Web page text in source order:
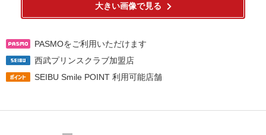
大きい画像で見る
PASMOをご利用いただけます
西武プリンスクラブ加盟店
SEIBU Smile POINT 利用可能店舗